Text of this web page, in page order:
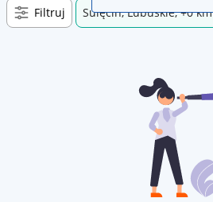
Filtruj Sulęcin, Lubuskie, +0 km